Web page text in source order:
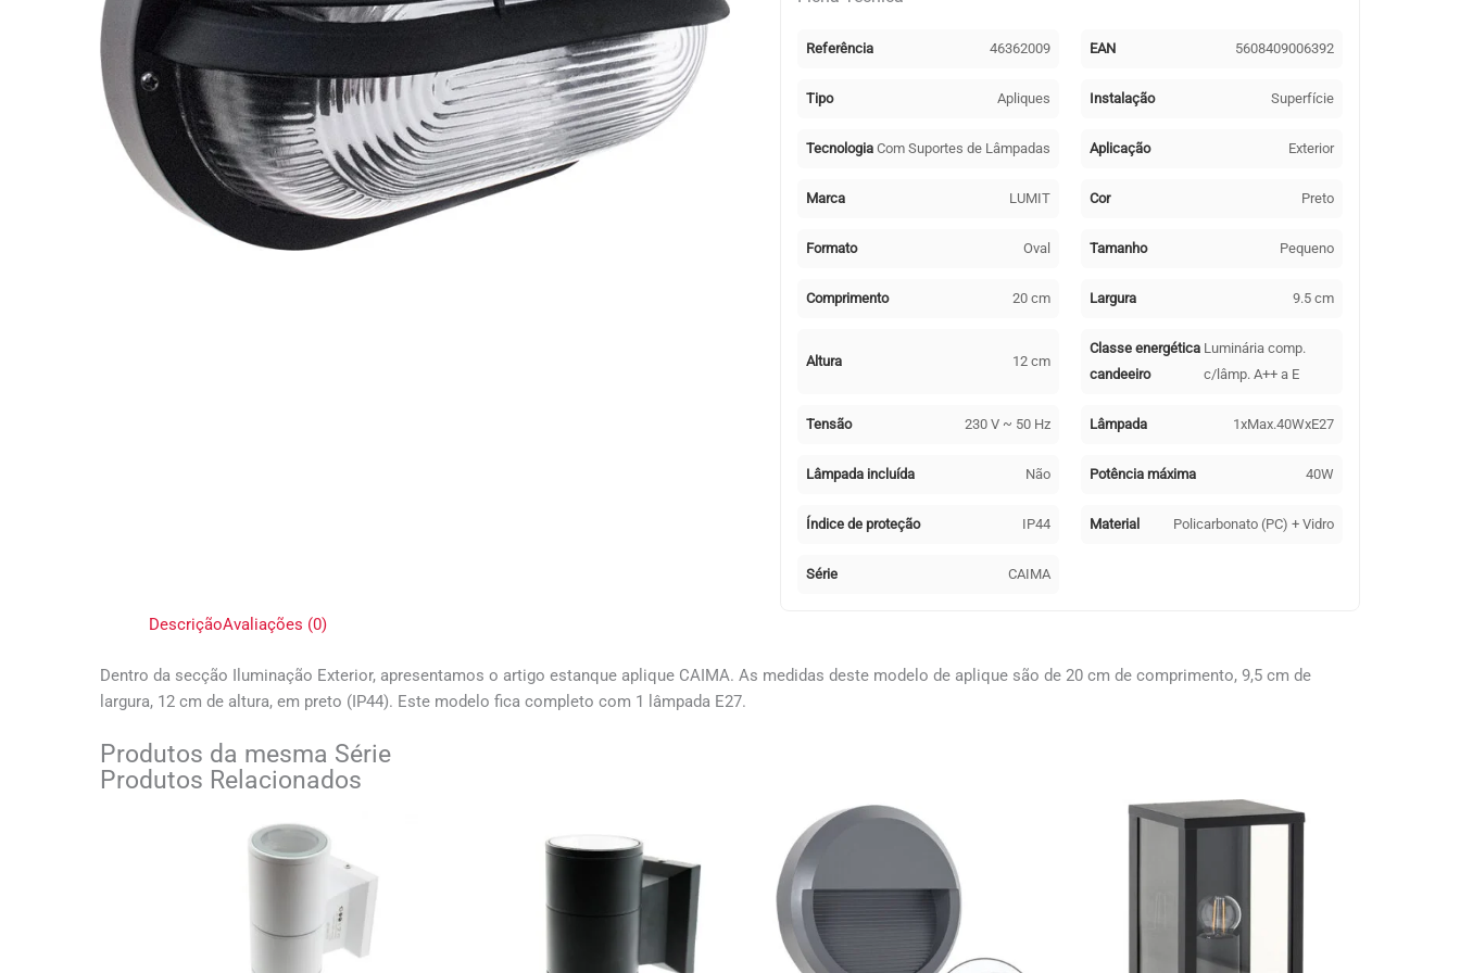
Preto
Referência 46362009 EAN 5608409006392
Tipo Apliques Instalação Superfície
Tecnologia Com Suportes de Lâmpadas Aplicação Exterior
Marca LUMIT Cor Preto
Formato Oval Tamanho Pequeno
Comprimento 20 cm Largura 9.5 cm
Altura 12 cm
Classe energética
candeeiro
Luminária comp.
c/lâmp. A++ a E
Tensão 230 V ~ 50 Hz Lâmpada 1xMax.40WxE27
Lâmpada incluída Não Potência máxima 40W
Índice de proteção IP44 Material Policarbonato (PC) + Vidro
Série CAIMA
DescriçãoAvaliações (0)
Dentro da secção Iluminação Exterior, apresentamos o artigo estanque aplique CAIMA. As medidas deste modelo de aplique são de 20 cm de comprimento, 9,5 cm de
largura, 12 cm de altura, em preto (IP44). Este modelo fica completo com 1 lâmpada E27.
Produtos da mesma Série
Produtos Relacionados